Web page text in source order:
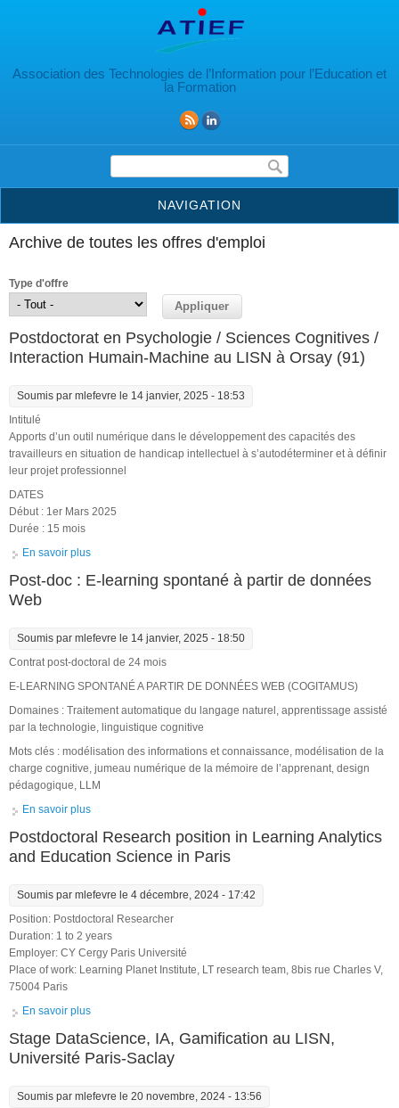
Association des Technologies de l’Information pour l’Education et
la Formation
Formulaire de recherche
NAVIGATION
Archive de toutes les offres d'emploi
Type d'offre
Postdoctorat en Psychologie / Sciences Cognitives /
Interaction Humain-Machine au LISN à Orsay (91)
Soumis par mlefevre le 14 janvier, 2025 - 18:53
Intitulé
Apports d’un outil numérique dans le développement des capacités des
travailleurs en situation de handicap intellectuel à s’autodéterminer et à définir
leur projet professionnel
DATES
Début : 1er Mars 2025
Durée : 15 mois
En savoir plus
Post-doc : E-learning spontané à partir de données
Web
Soumis par mlefevre le 14 janvier, 2025 - 18:50
Contrat post-doctoral de 24 mois
E-LEARNING SPONTANÉ A PARTIR DE DONNÉES WEB (COGITAMUS)
Domaines : Traitement automatique du langage naturel, apprentissage assisté
par la technologie, linguistique cognitive
Mots clés : modélisation des informations et connaissance, modélisation de la
charge cognitive, jumeau numérique de la mémoire de l’apprenant, design
pédagogique, LLM
En savoir plus
Postdoctoral Research position in Learning Analytics
and Education Science in Paris
Soumis par mlefevre le 4 décembre, 2024 - 17:42
Position: Postdoctoral Researcher
Duration: 1 to 2 years
Employer: CY Cergy Paris Université
Place of work: Learning Planet Institute, LT research team, 8bis rue Charles V,
75004 Paris
En savoir plus
Stage DataScience, IA, Gamification au LISN,
Université Paris-Saclay
Soumis par mlefevre le 20 novembre, 2024 - 13:56